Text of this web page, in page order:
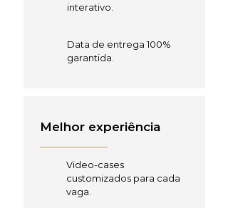
interativo.
Data de entrega 100%
garantida.
Melhor experiência
Video-cases
customizados para cada
vaga.